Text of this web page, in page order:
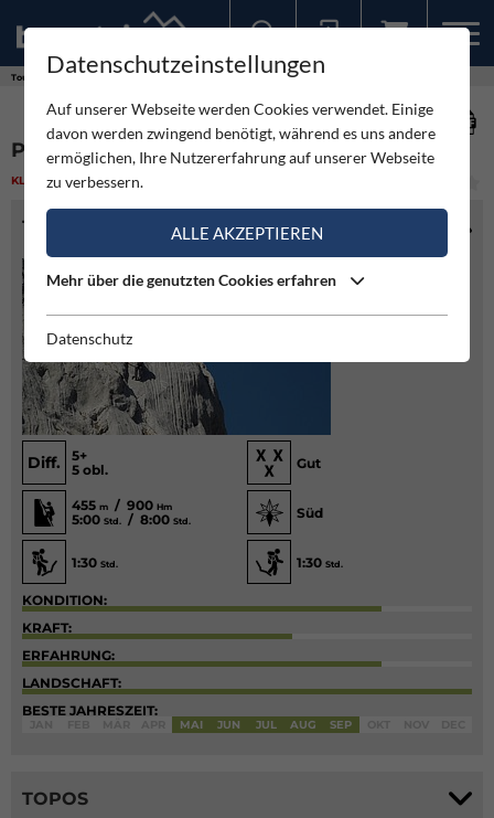
Touren
PANORAMA - GROSSES FIEBERHORN
KLETTERN MITTEL
TOURENINFO
Diff.
5+
5 obl.
Gut
455 m / 900 Hm
5:00 Std. / 8:00 Std.
Süd
1:30 Std. 1:30 Std.
KONDITION:
KRAFT:
ERFAHRUNG:
LANDSCHAFT:
BESTE JAHRESZEIT:
MAI JUN JUL AUG SEP
TOPOS
Datenschutzeinstellungen
Auf unserer Webseite werden Cookies verwendet. Einige
davon werden zwingend benötigt, während es uns andere
ermöglichen, Ihre Nutzererfahrung auf unserer Webseite
zu verbessern.
ALLE AKZEPTIEREN
Mehr über die genutzten Cookies erfahren
Datenschutz